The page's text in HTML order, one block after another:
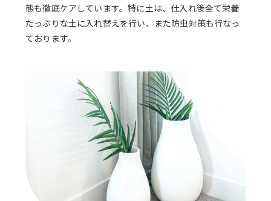
態も徹底ケアしています。特に土は、仕入れ後全て栄養
たっぷりな土に入れ替えを行い、また防虫対策も行なっ
ております。